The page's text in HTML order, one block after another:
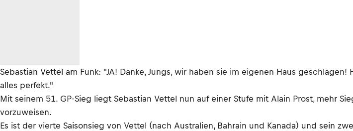
Sebastian Vettel am Funk: "JA! Danke, Jungs, wir haben sie im eigenen Haus
alles perfekt."
Mit seinem 51. GP-Sieg liegt Sebastian Vettel nun auf einer Stufe mit Alain Prost, mehr
vorzuweisen.
Es ist der vierte Saisonsieg von Vettel (nach Australien, Bahrain und Kanada) und sein